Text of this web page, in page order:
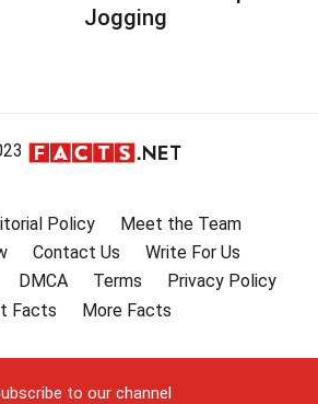
Jogging
Policy
Meet the Team
Contact Us
Write For Us
DMCA Terms
Privacy Policy
Facts
More Facts
to our channel